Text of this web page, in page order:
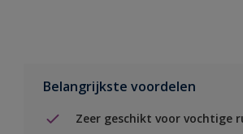
Belangrijkste voordelen
Zeer geschikt voor vochtige